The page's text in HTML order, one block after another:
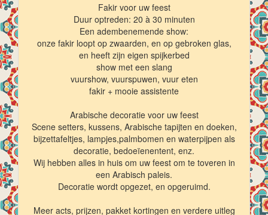
Fakir voor uw feest
Duur optreden: 20 à 30 minuten
Een adembenemende show:
onze fakir loopt op zwaarden, en op gebroken glas,
en heeft zijn eigen spijkerbed
show met een slang
vuurshow, vuurspuwen, vuur eten
fakir + mooie assistente
Arabische decoratie voor uw feest
Scene setters, kussens, Arabische tapijten en doeken,
bijzettafeltjes, lampjes,palmbomen en waterpijpen als
decoratie, bedoeïenentent, enz.
Wij hebben alles in huis om uw feest om te toveren in
een Arabisch paleis.
Decoratie wordt opgezet, en opgeruimd.
Meer acts, prijzen, pakket kortingen en verdere uitleg